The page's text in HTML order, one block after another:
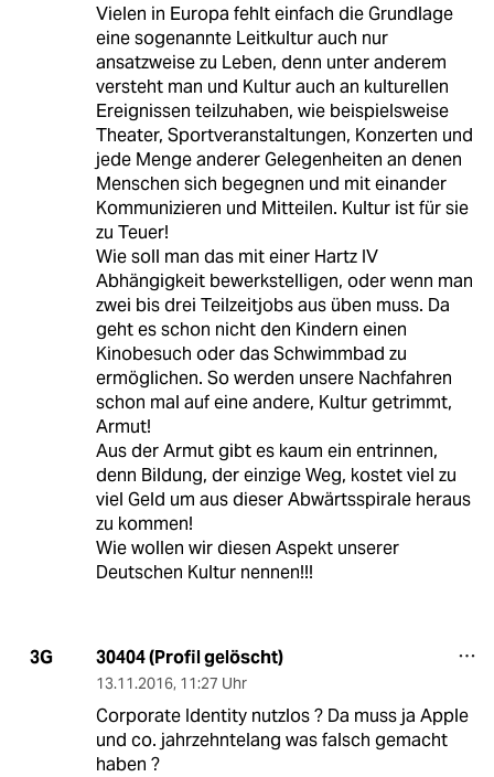
Vielen in Europa fehlt einfach die Grundlage
eine sogenannte Leitkultur auch nur
ansatzweise zu Leben, denn unter anderem
versteht man und Kultur auch an kulturellen
Ereignissen teilzuhaben, wie beispielsweise
Theater, Sportveranstaltungen, Konzerten und
jede Menge anderer Gelegenheiten an denen
Menschen sich begegnen und mit einander
Kommunizieren und Mitteilen. Kultur ist für sie
zu Teuer!
Wie soll man das mit einer Hartz IV
Abhängigkeit bewerkstelligen, oder wenn man
zwei bis drei Teilzeitjobs aus üben muss. Da
geht es schon nicht den Kindern einen
Kinobesuch oder das Schwimmbad zu
ermöglichen. So werden unsere Nachfahren
schon mal auf eine andere, Kultur getrimmt,
Armut!
Aus der Armut gibt es kaum ein entrinnen,
denn Bildung, der einzige Weg, kostet viel zu
viel Geld um aus dieser Abwärtsspirale heraus
zu kommen!
Wie wollen wir diesen Aspekt unserer
Deutschen Kultur nennen!!!
3G 30404 (Profil gelöscht)
13.11.2016, 11:27 Uhr
Corporate Identity nutzlos ? Da muss ja Apple
und co. jahrzehntelang was falsch gemacht
haben ?